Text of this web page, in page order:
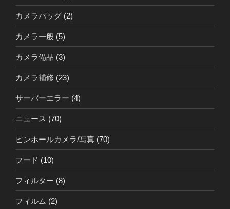
カメラバッグ (2)
カメラ一般 (5)
カメラ備品 (3)
カメラ補修 (23)
サーバーエラー (4)
ニュース (70)
ピンホールカメラ/写真 (70)
フード (10)
フィルター (8)
フィルム (2)